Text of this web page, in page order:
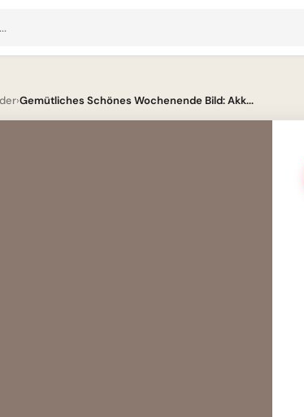
›Gemütliches Schönes Wochenende Bild: Akk...